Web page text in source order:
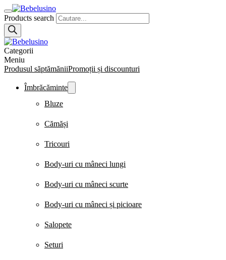
Products search
Categorii
Meniu
Produsul săptămăniiPromoții și discounturi
Îmbrăcăminte
Bluze
Cămăși
Tricouri
Body-uri cu mâneci lungi
Body-uri cu mâneci scurte
Body-uri cu mâneci și picioare
Salopete
Seturi